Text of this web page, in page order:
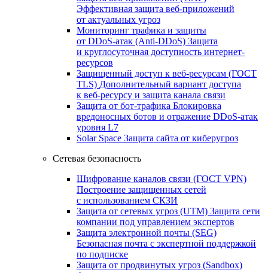
Эффективная защита веб-приложений
от актуальных угроз
Мониторинг трафика и защиты
от DDoS‑атак (Anti‑DDoS) Защита
и круглосуточная доступность интернет-
ресурсов
Защищенный доступ к веб-ресурсам (ГОСТ
TLS) Дополнительный вариант доступа
к веб‑ресурсу и защита канала связи
Защита от бот‑трафика Блокировка
вредоносных ботов и отражение DDoS‑атак
уровня L7
Solar Space Защита сайта от киберугроз
Сетевая безопасность
Шифрование каналов связи (ГОСТ VPN)
Построение защищенных сетей
с использованием СКЗИ
Защита от сетевых угроз (UTM) Защита сети
компании под управлением экспертов
Защита электронной почты (SEG)
Безопасная почта с экспертной поддержкой
по подписке
Защита от продвинутых угроз (Sandbox)